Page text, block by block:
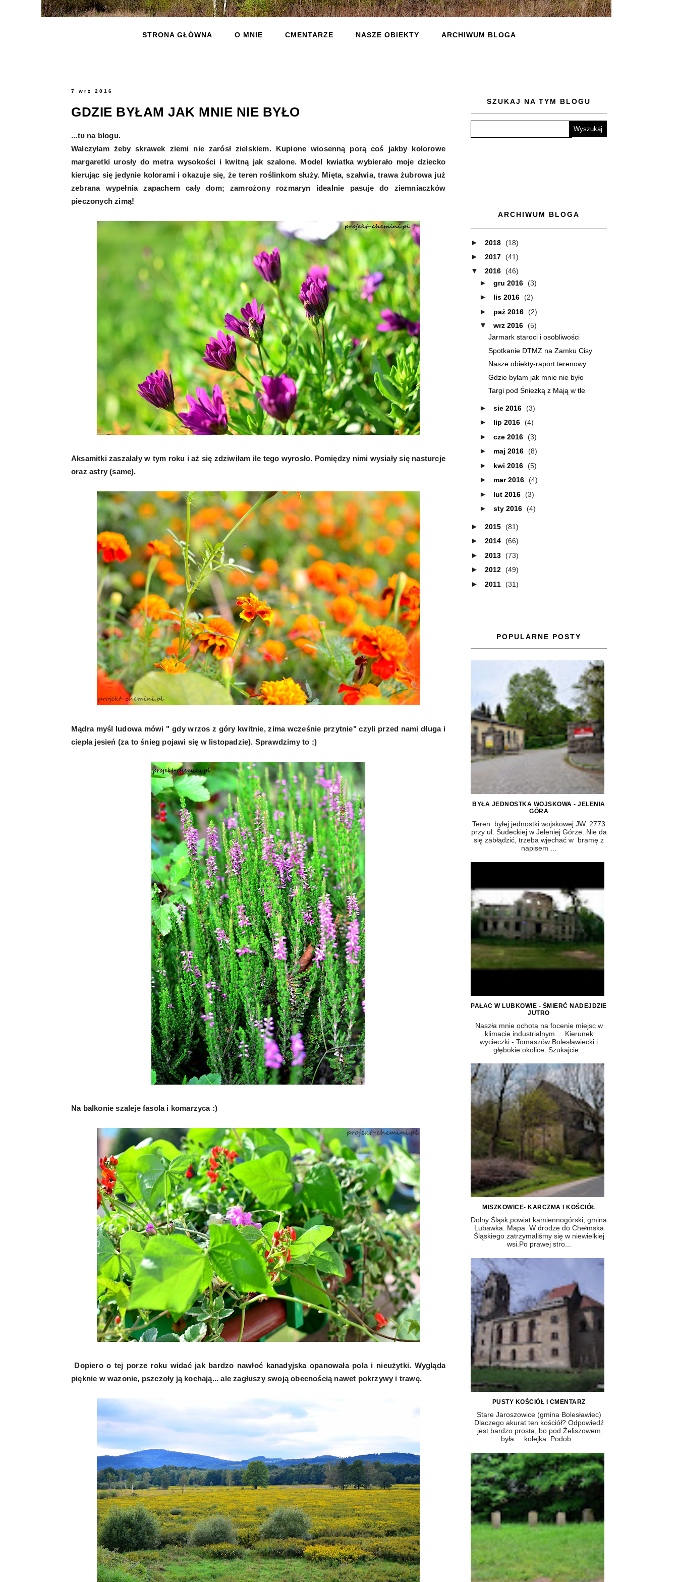
STRONA GŁÓWNA O MNIE CMENTARZE NASZE OBIEKTY ARCHIWUM BLOGA
7 wrz 2016
GDZIE BYŁAM JAK MNIE NIE BYŁO
...tu na blogu.
Walczyłam żeby skrawek ziemi nie zarósł zielskiem. Kupione wiosenną porą coś jakby kolorowe
margaretki urosły do metra wysokości i kwitną jak szalone. Model kwiatka wybierało moje dziecko
kierując się jedynie kolorami i okazuje się, że teren roślinkom służy. Mięta, szałwia, trawa żubrowa już
zebrana wypełnia zapachem cały dom; zamrożony rozmaryn idealnie pasuje do ziemniaczków
pieczonych zimą!
Aksamitki zaszalały w tym roku i aż się zdziwiłam ile tego wyrosło. Pomiędzy nimi wysiały się nasturcje
oraz astry (same).
Mądra myśl ludowa mówi " gdy wrzos z góry kwitnie, zima wcześnie przytnie" czyli przed nami długa i
ciepła jesień (za to śnieg pojawi się w listopadzie). Sprawdzimy to :)
Na balkonie szaleje fasola i komarzyca :)
Dopiero o tej porze roku widać jak bardzo nawłoć kanadyjska opanowała pola i nieużytki. Wygląda
pięknie w wazonie, pszczoły ją kochają... ale zagłuszy swoją obecnością nawet pokrzywy i trawę.
SZUKAJ NA TYM BLOGU
ARCHIWUM BLOGA
► 2018 (18)
► 2017 (41)
▼ 2016 (46)
► gru 2016 (3)
► lis 2016 (2)
► paź 2016 (2)
▼ wrz 2016 (5)
Jarmark staroci i osobliwości
Spotkanie DTMZ na Zamku Cisy
Nasze obiekty-raport terenowy
Gdzie byłam jak mnie nie było
Targi pod Śnieżką z Mają w tle
► sie 2016 (3)
► lip 2016 (4)
► cze 2016 (3)
► maj 2016 (8)
► kwi 2016 (5)
► mar 2016 (4)
► lut 2016 (3)
► sty 2016 (4)
► 2015 (81)
► 2014 (66)
► 2013 (73)
► 2012 (49)
► 2011 (31)
POPULARNE POSTY
BYŁA JEDNOSTKA WOJSKOWA - JELENIA
GÓRA
Teren byłej jednostki wojskowej JW. 2773
przy ul. Sudeckiej w Jeleniej Górze. Nie da
się zabłądzić, trzeba wjechać w bramę z
napisem ...
PAŁAC W LUBKOWIE - ŚMIERĆ NADEJDZIE
JUTRO
Naszła mnie ochota na focenie miejsc w
klimacie industrialnym... Kierunek
wycieczki - Tomaszów Bolesławiecki i
głębokie okolice. Szukajcie...
MISZKOWICE- KARCZMA I KOŚCIÓŁ
Dolny Śląsk,powiat kamiennogórski, gmina
Lubawka. Mapa W drodze do Chełmska
Śląskiego zatrzymaliśmy się w niewielkiej
wsi.Po prawej stro...
PUSTY KOŚCIÓŁ I CMENTARZ
Stare Jaroszowice (gmina Bolesławiec)
Dlaczego akurat ten kościół? Odpowiedź
jest bardzo prosta, bo pod Żeliszowem
była ... kolejka. Podob...